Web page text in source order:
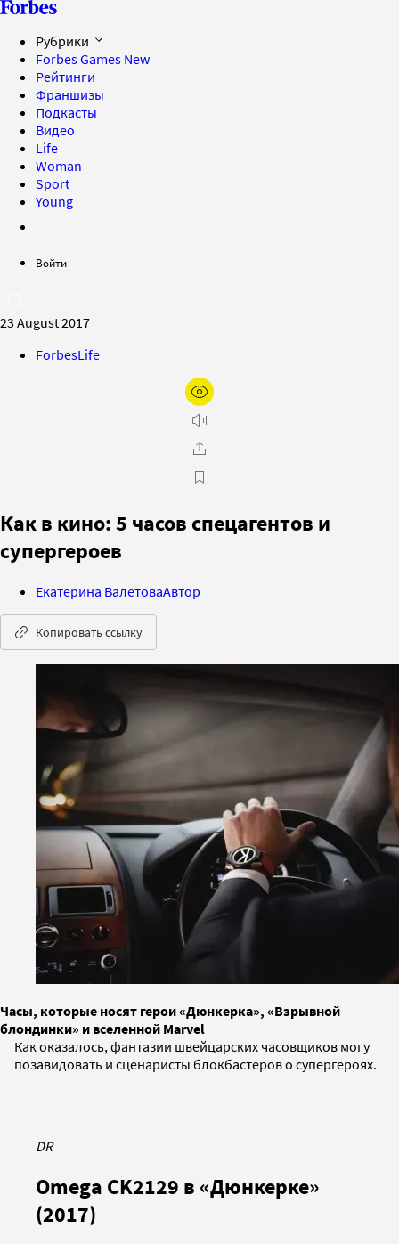
Рубрики
Forbes Games New
Рейтинги
Франшизы
Подкасты
Видео
Life
Woman
Sport
Young
Войти
23 August 2017
ForbesLife
Как в кино: 5 часов спецагентов и
супергероев
Екатерина ВалетоваАвтор
Копировать ссылку
Часы, которые носят герои «Дюнкерка», «Взрывной
блондинки» и вселенной Marvel
Как оказалось, фантазии швейцарских часовщиков могу
позавидовать и сценаристы блокбастеров о супергероях.
DR
Omega CK2129 в «Дюнкерке»
(2017)